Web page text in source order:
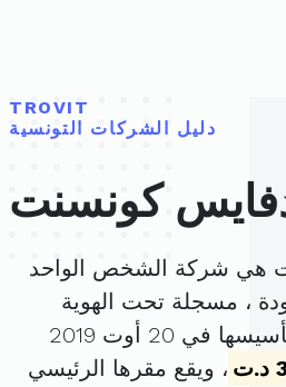
TROVIT
دليل الشركات التونسية
كونسنت
هي شركة الشخص الواحد
، مسجلة تحت الهوية
. تم تأسيسها في 20 أوت 2019
، ويقع مقرها الرئيسي